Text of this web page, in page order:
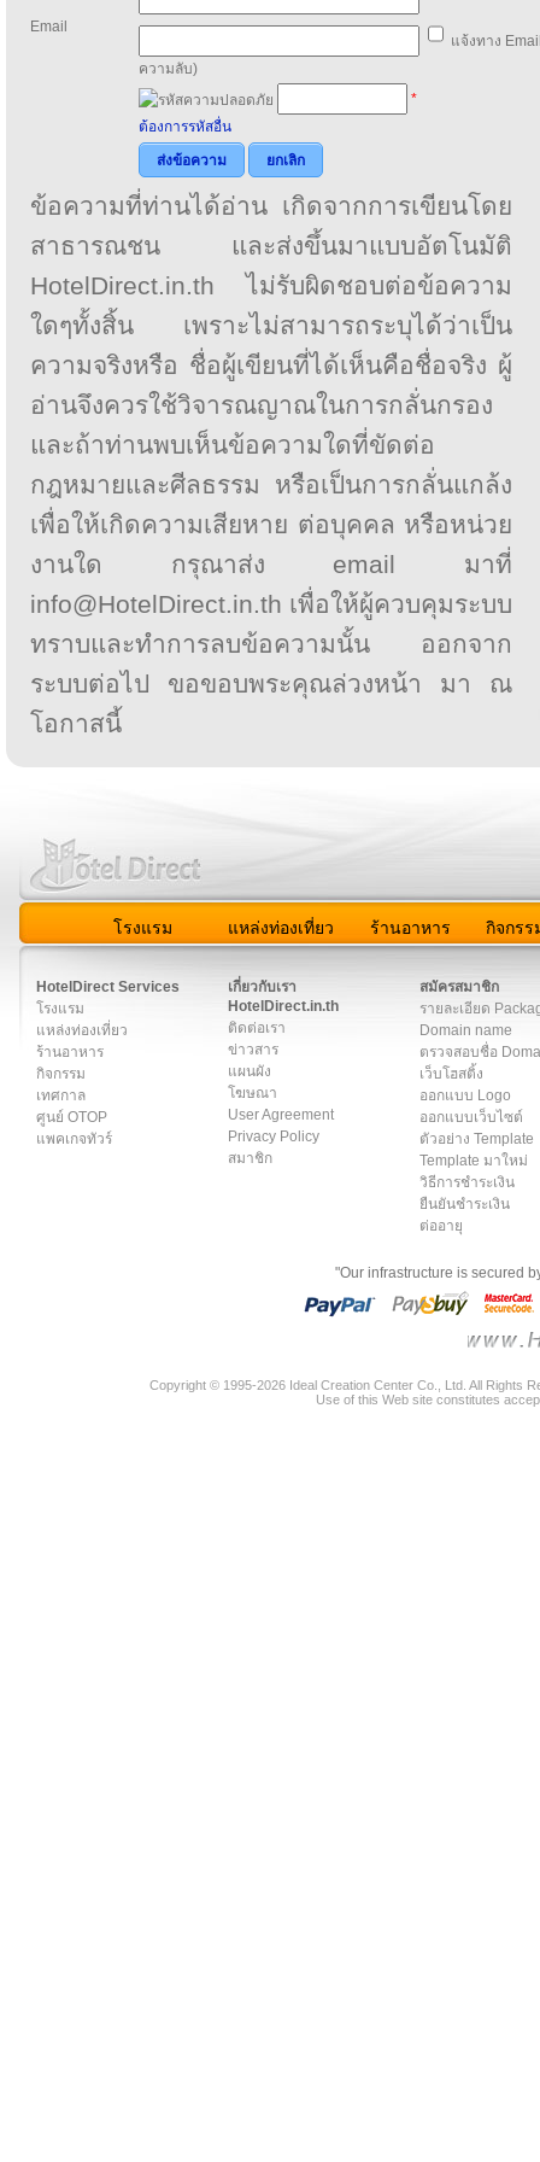
Email
แจ้งทาง
ความลับ)
*
ต้องการรหัสอื่น
ส่งข้อความ
ยกเลิก
ข้อความที่ท่านได้อ่าน เกิดจากการเขียนโดย
สาธารณชน และส่งขึ้นมาแบบอัตโนมัติ
HotelDirect.in.th ไม่รับผิดชอบต่อข้อความ
ใดๆทั้งสิ้น เพราะไม่สามารถระบุได้ว่าเป็น
ความจริงหรือ ชื่อผู้เขียนที่ได้เห็นคือชื่อจริง ผู้
อ่านจึงควรใช้วิจารณญาณในการกลั่นกรอง
และถ้าท่านพบเห็นข้อความใดที่ขัดต่อ
กฎหมายและศีลธรรม หรือเป็นการกลั่นแกล้ง
เพื่อให้เกิดความเสียหาย ต่อบุคคล หรือหน่วย
งานใด กรุณาส่ง email มาที่
info@HotelDirect.in.th เพื่อให้ผู้ควบคุมระบบ
ทราบและทำการลบข้อความนั้น ออกจาก
ระบบต่อไป ขอขอบพระคุณล่วงหน้า มา ณ
โอกาสนี้
โรงแรม แหล่งท่องเที่ยว ร้านอาหาร กิจกรร
HotelDirect Services
โรงแรม
แหล่งท่องเที่ยว
ร้านอาหาร
กิจกรรม
เทศกาล
ศูนย์ OTOP
แพคเกจทัวร์
เกี่ยวกับเรา
HotelDirect.in.th
ติดต่อเรา
ข่าวสาร
แผนผัง
โฆษณา
User Agreement
Privacy Policy
สมาชิก
สมัครสมาชิก
รายละเอียด
Domain name
ตรวจสอบชื่อ
เว็บโฮสติ้ง
ออกแบบ Logo
ออกแบบเว็บไซต์
ตัวอย่าง Template
Template มาใหม่
วิธีการชำระเงิน
ยืนยันชำระเงิน
ต่ออายุ
"Our infrastructure is secured
Copyright © 1995-2026 Ideal Creation Center Co., Ltd. All Rights
Use of this Web site constitutes